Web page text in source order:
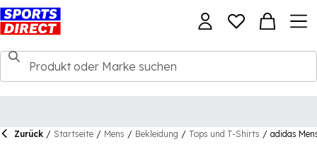
Zurück / Startseite / Mens / Bekleidung / Tops und T-Shirts / adidas